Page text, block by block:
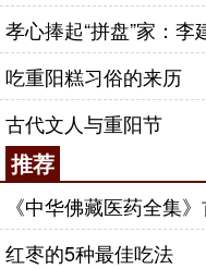
孝心捧起“拼盘”家：
吃重阳糕习俗的来历
古代文人与重阳节
推荐
《中华佛藏医药全集
红枣的5种最佳吃法